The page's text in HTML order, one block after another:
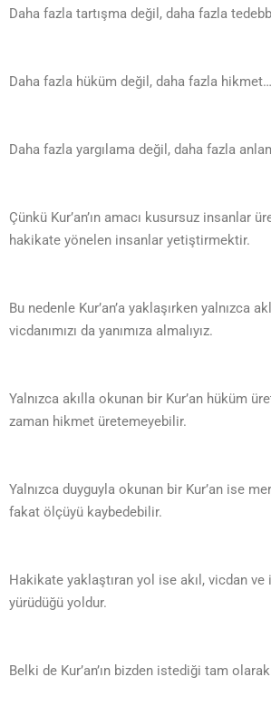
Daha fazla tartışma değil, daha fazla
Daha fazla hüküm değil, daha fazla hikmet…
Daha fazla yargılama değil, daha fazla
Çünkü Kur’an’ın amacı kusursuz insanlar
hakikate yönelen insanlar yetiştirmektir.
Bu nedenle Kur’an’a yaklaşırken yalnızca
vicdanımızı da yanımıza almalıyız.
Yalnızca akılla okunan bir Kur’an hüküm
zaman hikmet üretemeyebilir.
Yalnızca duyguyla okunan bir Kur’an ise
fakat ölçüyü kaybedebilir.
Hakikate yaklaştıran yol ise akıl, vicdan ve
yürüdüğü yoldur.
Belki de Kur’an’ın bizden istediği tam